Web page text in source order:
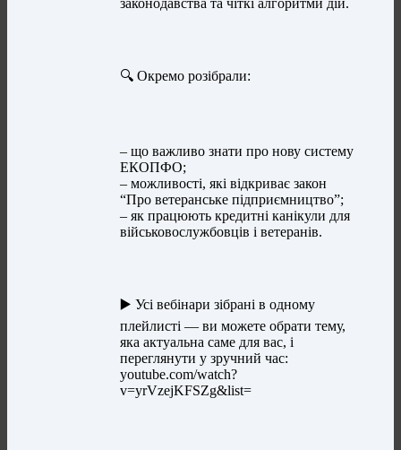
законодавства та чіткі алгоритми дій.
🔍 Окремо розібрали:
– що важливо знати про нову систему
ЕКОПФО;
– можливості, які відкриває закон
“Про ветеранське підприємництво”;
– як працюють кредитні канікули для
військовослужбовців і ветеранів.
▶️ Усі вебінари зібрані в одному
плейлисті — ви можете обрати тему,
яка актуальна саме для вас, і
переглянути у зручний час:
youtube.com/watch?
v=yrVzejKFSZg&list=